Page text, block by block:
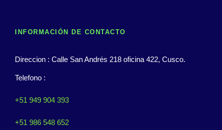
INFORMACIÓN DE CONTACTO
Direccion : Calle San Andrés 218 oficina 422, Cusco.
Telefono :
+51 949 904 393
+51 986 548 652